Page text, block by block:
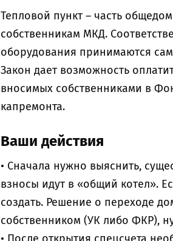
Тепловой пункт – часть
собственникам МКД.
оборудования принимаются
Закон дает возможность
вносимых собственниками в
капремонта.
Ваши действия
• Сначала нужно выяснить,
взносы идут в «общий котел».
создать. Решение о переходе
собственником (УК либо ФКР),